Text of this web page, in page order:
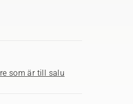
som är till salu